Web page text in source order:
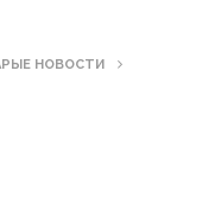
НОВОСТИ